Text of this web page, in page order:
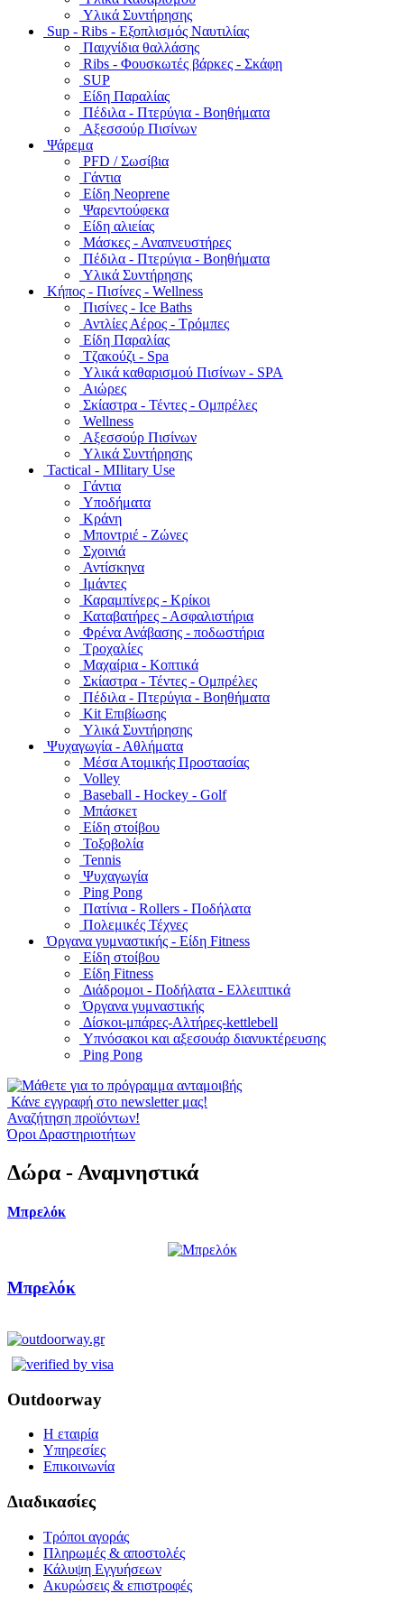
Υλικά Συντήρησης
Sup - Ribs - Εξοπλισμός Ναυτιλίας
Παιχνίδια θαλλάσης
Ribs - Φουσκωτές βάρκες - Σκάφη
SUP
Είδη Παραλίας
Πέδιλα - Πτερύγια - Βοηθήματα
Αξεσσούρ Πισίνων
Ψάρεμα
PFD / Σωσίβια
Γάντια
Είδη Neoprene
Ψαρεντούφεκα
Είδη αλιείας
Μάσκες - Αναπνευστήρες
Πέδιλα - Πτερύγια - Βοηθήματα
Υλικά Συντήρησης
Κήπος - Πισίνες - Wellness
Πισίνες - Ice Baths
Αντλίες Αέρος - Τρόμπες
Είδη Παραλίας
Τζακούζι - Spa
Υλικά καθαρισμού Πισίνων - SPA
Αιώρες
Σκίαστρα - Τέντες - Ομπρέλες
Wellness
Αξεσσούρ Πισίνων
Υλικά Συντήρησης
Tactical - MIlitary Use
Γάντια
Υποδήματα
Κράνη
Μποντριέ - Ζώνες
Σχοινιά
Αντίσκηνα
Ιμάντες
Καραμπίνερς - Κρίκοι
Καταβατήρες - Ασφαλιστήρια
Φρένα Ανάβασης - ποδωστήρια
Τροχαλίες
Μαχαίρια - Κοπτικά
Σκίαστρα - Τέντες - Ομπρέλες
Πέδιλα - Πτερύγια - Βοηθήματα
Kit Επιβίωσης
Υλικά Συντήρησης
Ψυχαγωγία - Αθλήματα
Μέσα Ατομικής Προστασίας
Volley
Baseball - Hockey - Golf
Μπάσκετ
Είδη στοίβου
Τοξοβολία
Tennis
Ψυχαγωγία
Ping Pong
Πατίνια - Rollers - Ποδήλατα
Πολεμικές Τέχνες
Όργανα γυμναστικής - Είδη Fitness
Είδη στοίβου
Είδη Fitness
Διάδρομοι - Ποδήλατα - Ελλειπτικά
Όργανα γυμναστικής
Δίσκοι-μπάρες-Αλτήρες-kettlebell
Υπνόσακοι και αξεσουάρ διανυκτέρευσης
Ping Pong
Κάνε εγγραφή στο newsletter μας!
Αναζήτηση προϊόντων!
Όροι Δραστηριοτήτων
Δώρα - Αναμνηστικά
Μπρελόκ
Μπρελόκ
Outdoorway
Η εταιρία
Υπηρεσίες
Επικοινωνία
Διαδικασίες
Τρόποι αγοράς
Πληρωμές & αποστολές
Κάλυψη Εγγυήσεων
Ακυρώσεις & επιστροφές